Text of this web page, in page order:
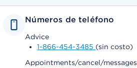
Números de teléfono
Advice
1-866-454-3485 (sin costo)
Appointments/cancel/messages